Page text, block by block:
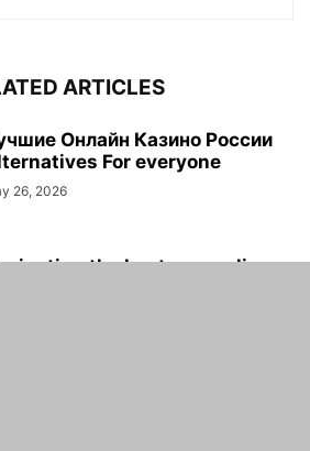
ARTICLES
Онлайн Казино России
For everyone
26, 2026
the best new online